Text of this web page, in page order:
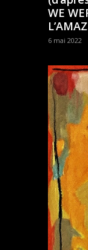
WE
6 mai 2022